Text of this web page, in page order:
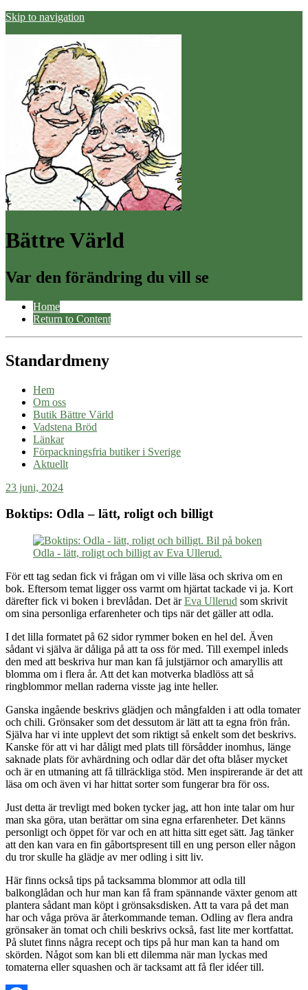
Skip to navigation
Bättre Värld
Var den förändring du vill se
Home
Return to Content
Standardmeny
Hem
Om oss
Butik Bättre Värld
Vadstena Bröd
Länkar
Förpackningsfria butiker i Sverige
Aktuellt
23 juni, 2024
Boktips: Odla – lätt, roligt och billigt
För ett tag sedan fick vi frågan om vi ville läsa och skriva om en
bok. Eftersom temat ligger oss varmt om hjärtat tackade vi ja. Kort
därefter fick vi boken i brevlådan. Det ärEva Ullerud som skrivit
om sina personliga erfarenheter och tips när det gäller att odla.
I det lilla formatet på 62 sidor rymmer boken en hel del. Även
sådant vi själva är dåliga på att ta oss för med. Till exempel inleds
den med att beskriva hur man kan få julstjärnor och amaryllis att
blomma om i flera år. Att det kan motverka bladlöss att så
ringblommor mellan raderna visste jag inte heller.
Ganska ingående beskrivs glädjen och mångfalden i att odla tomater
och chili. Grönsaker som det dessutom är lätt att ta egna frön från.
Själva har vi inte upplevt det som riktigt så enkelt som det beskrivs.
Kanske för att vi har dåligt med plats till försådder inomhus, länge
saknade plats för avhärdning och odlar där det ofta blåser mycket
och är en utmaning att få tillräckliga stöd. Men inspirerande är det att
läsa om och även vi har hittat sorter som fungerar bra för oss.
Just detta är trevligt med boken tycker jag, att hon inte talar om hur
man ska göra, utan berättar om sina egna erfarenheter. Det känns
personligt och öppet för var och en att hitta sitt eget sätt. Jag tänker
att den kan vara en fin gåbortspresent till en ung person eller någon
du tror skulle ha glädje av mer odling i sitt liv.
Här finns också tips på tacksamma blommor att odla till
balkonglådan och hur man kan få fram spännande växter genom att
plantera sådant man köpt i grönsaksdisken. Att ta vara på det man
har och våga pröva är återkommande teman. Odling av flera andra
grönsaker än tomat och chili beskrivs också, fast lite mer kortfattat.
På slutet finns några recept och tips på hur man kan ta hand om
skörden. Något som kan bli ett dilemma när man lyckas med
tomaterna eller squashen och är tacksamt att få fler idéer till.